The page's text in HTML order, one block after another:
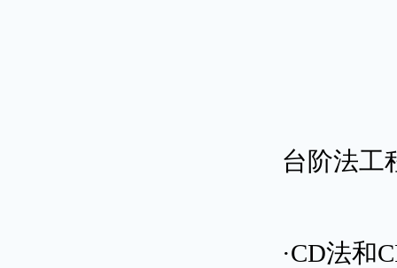
台阶法工
·CD法和